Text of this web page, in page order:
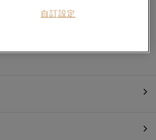
精美禮盒包裝
自訂設定